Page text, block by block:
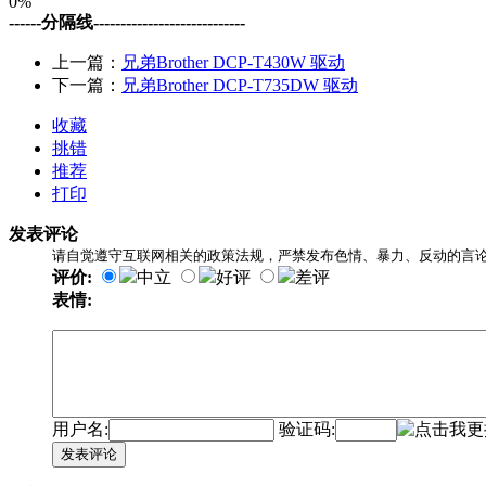
------分隔线----------------------------
上一篇： 兄弟Brother DCP-T430W 驱动
下一篇： 兄弟Brother DCP-T735DW 驱动
收藏
挑错
推荐
打印
发表评论
请自觉遵守互联网相关的政策法规，严禁发布色情、暴力、反动的言论
评价: 中立 好评
差评
表情:
用户名: 验证码:
发表评论